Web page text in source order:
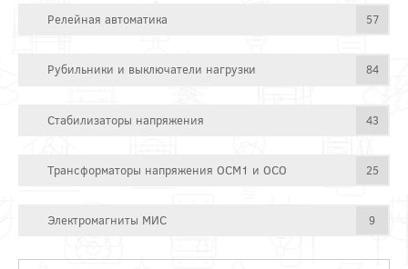
Релейная автоматика 57
Рубильники и выключатели нагрузки 84
Стабилизаторы напряжения 43
Трансформаторы напряжения ОСМ1 и ОСО 25
Электромагниты МИС 9